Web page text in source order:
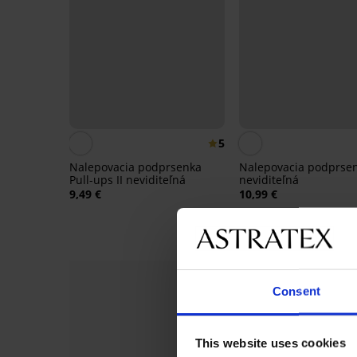
Consent
This website uses cookies
5
Nalepovacia podprsenka
Pull-ups II neviditeľná
9,49 €
Nalepovacia
neviditeľná
10,99 €